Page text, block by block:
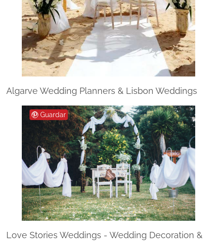
Algarve Wedding Planners & Lisbon Weddings
Guardar
Love Stories Weddings - Wedding Decoration &